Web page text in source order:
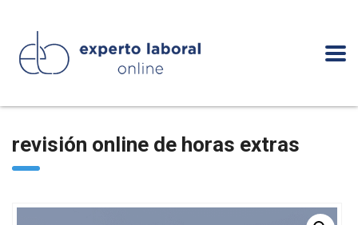
revisión online de horas extras